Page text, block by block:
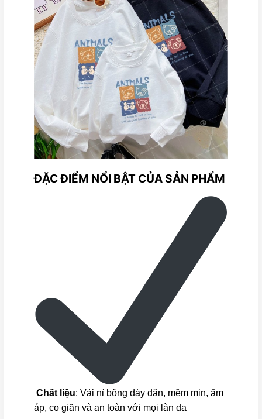
ĐẶC ĐIỂM NỔI BẬT CỦA SẢN PHẨM
Chất liệu: Vải nỉ bông dày dặn, mềm mịn, ấm
áp, co giãn và an toàn với mọi làn da